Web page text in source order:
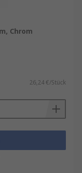
Chrom
26,24 €/Stück